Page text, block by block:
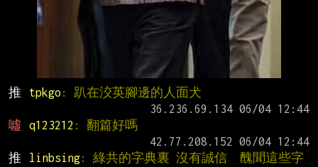
推 tpkgo : 趴在洨英腳邊的人面犬
噓
q123212 : 翻篇好嗎
推
linbsing: 綠共的字典裏 沒有誠信  醜聞這些字